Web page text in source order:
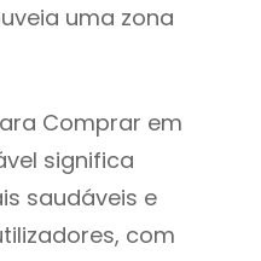
uma zona
Comprar em
significa
saudáveis e
com